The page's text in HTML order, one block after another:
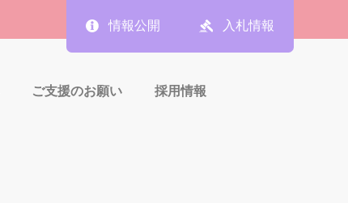
情報公開 入札情報
ご支援のお願い 採用情報